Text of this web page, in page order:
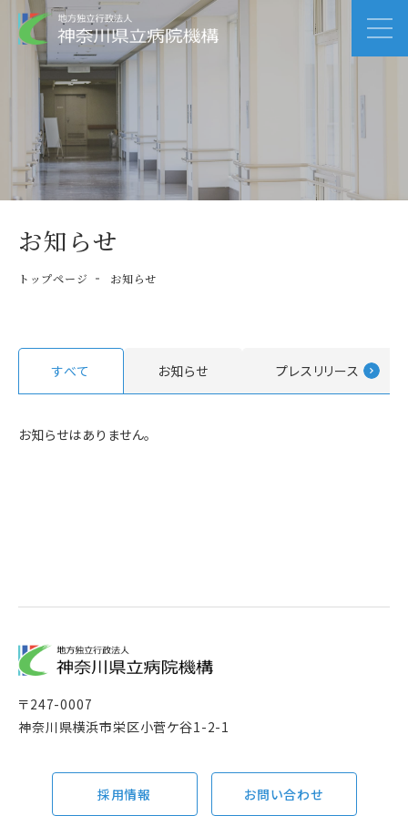
お知らせ
トップページ お知らせ
すべて お知らせ プレスリリース
お知らせはありません。
〒247-0007
神奈川県横浜市栄区小菅ケ谷1-2-1
採用情報 お問い合わせ